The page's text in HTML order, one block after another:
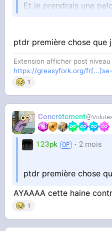
Et je prendrais une
ptdr première chose que
Extension afficher post niveau
https://greasyfork.org/
1
Concrètement
123pk 2 mois
ptdr première chose
AYAAAA cette haine
1